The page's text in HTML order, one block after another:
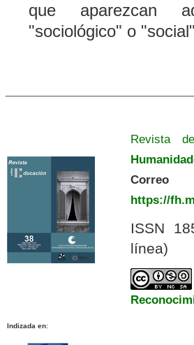
que aparezcan
"sociológico" o "social"
Revista
Correo
https://
ISSN
línea)
Indizada en: